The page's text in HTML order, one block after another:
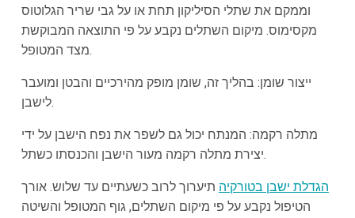
וממקם את שתלי הסיליקון תחת או על גבי שריר הגלוטוס
מקסימוס. מיקום השתלים נקבע על פי התוצאה המבוקשת
מצד המטופל.
ייצור שומן: בהליך זה, שומן מופק מהירכיים והבטן ומועבר
לישבן.
מתלה רקמה: המנתח יכול גם לשפר את נפח הישבן על ידי
יצירת מתלה רקמה מעור הישבן והכנסתו כשתל.
הגדלת ישבן בטורקיה תיערוך לרוב כשעתיים עד שלוש. אורך
הטיפול נקבע על פי מיקום השתלים, גוף המטופל והשיטה